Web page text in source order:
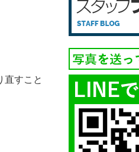
直すこと